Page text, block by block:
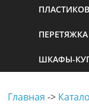
ШКАФЫ-
Главная ->